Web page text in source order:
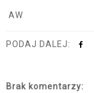
AW
PODAJ DALEJ:
Brak komentarzy: